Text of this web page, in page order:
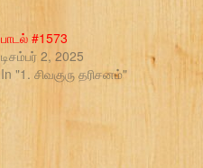
பாடல் #1573
டிசம்பர் 2, 2025
In "1. சிவகுரு தரிசனம்"